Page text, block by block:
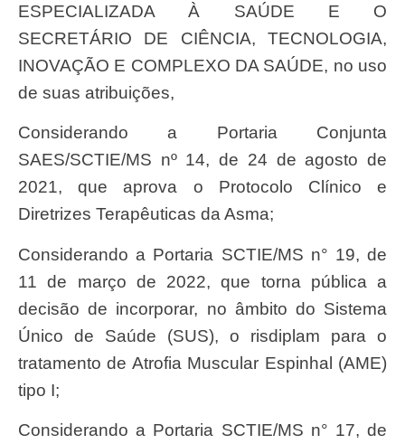
ESPECIALIZADA À SAÚDE E O
SECRETÁRIO DE CIÊNCIA, TECNOLOGIA,
INOVAÇÃO E COMPLEXO DA SAÚDE, no uso
de suas atribuições,
Considerando a Portaria Conjunta
SAES/SCTIE/MS nº 14, de 24 de agosto de
2021, que aprova o Protocolo Clínico e
Diretrizes Terapêuticas da Asma;
Considerando a Portaria SCTIE/MS n° 19, de
11 de março de 2022, que torna pública a
decisão de incorporar, no âmbito do Sistema
Único de Saúde (SUS), o risdiplam para o
tratamento de Atrofia Muscular Espinhal (AME)
tipo I;
Considerando a Portaria SCTIE/MS n° 17, de